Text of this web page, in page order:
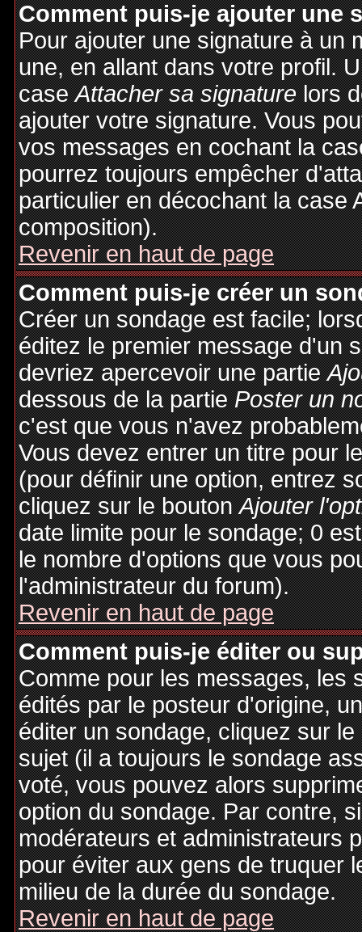
Comment puis-je ajouter une
Pour ajouter une signature à un
une, en allant dans votre profil.
caseAttacher sa signaturelors
ajouter votre signature. Vous
vos messages en cochant la
pourrez toujours empêcher
particulier en décochant la case
composition).
Revenir en haut de page
Comment puis-je créer un
Créer un sondage est facile;
éditez le premier message d'un
devriez apercevoir une partie
dessous de la partiePoster un
c'est que vous n'avez
Vous devez entrer un titre pour
(pour définir une option, entrez
cliquez sur le boutonAjouter
date limite pour le sondage; 0
le nombre d'options que vous
l'administrateur du forum).
Revenir en haut de page
Comment puis-je éditer ou
Comme pour les messages, les
édités par le posteur d'origine,
éditer un sondage, cliquez sur
sujet (il a toujours le sondage
voté, vous pouvez alors
option du sondage. Par contre,
modérateurs et administrateurs
pour éviter aux gens de truquer
milieu de la durée du sondage.
Revenir en haut de page